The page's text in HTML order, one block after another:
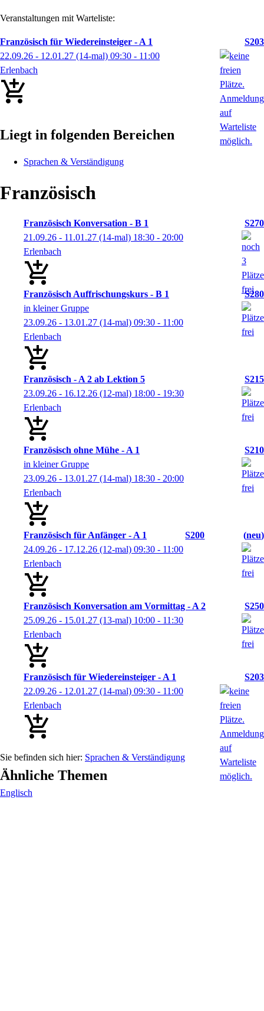
Veranstaltungen mit Warteliste:
Französisch für Wiedereinsteiger - A 1
S203
22.09.26 - 12.01.27 (14-mal) 09:30 - 11:00
Erlenbach
Liegt in folgenden Bereichen
Sprachen & Verständigung
Französisch
Französisch Konversation - B 1
S270
21.09.26 - 11.01.27 (14-mal) 18:30 - 20:00
Erlenbach
Französisch für Wiedereinsteiger - A 1
S203
22.09.26 - 12.01.27 (14-mal) 09:30 - 11:00
Erlenbach
Französisch Auffrischungskurs - B 1
S280
in kleiner Gruppe
23.09.26 - 13.01.27 (14-mal) 09:30 - 11:00
Erlenbach
Französisch - A 2 ab Lektion 5
S215
23.09.26 - 16.12.26 (12-mal) 18:00 - 19:30
Erlenbach
Französisch ohne Mühe - A 1
S210
in kleiner Gruppe
23.09.26 - 13.01.27 (14-mal) 18:30 - 20:00
Erlenbach
Französisch für Anfänger - A 1 S200
neu
24.09.26 - 17.12.26 (12-mal) 09:30 - 11:00
Erlenbach
Französisch Konversation am Vormittag - A 2
S250
25.09.26 - 15.01.27 (13-mal) 10:00 - 11:30
Erlenbach
Sprachen & Verständigung
Ähnliche Themen
Englisch